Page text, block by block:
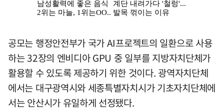
공모는 행정안전부가 국가 AI프로젝트의 일환으로 사용
하는 32장의 엔비디아 GPU 중 일부를 지방자치단체가
활용할 수 있도록 제공하기 위한 것이다. 광역자치단체
에서는 대구광역시와 세종특별자치시가 기초자치단체에
서는 안산시가 유일하게 선정됐다.